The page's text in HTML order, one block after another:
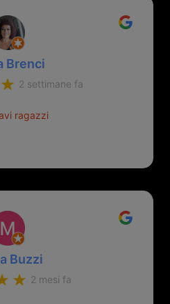
Brenci
2 settimane fa
ragazzi
Buzzi
2 mesi fa